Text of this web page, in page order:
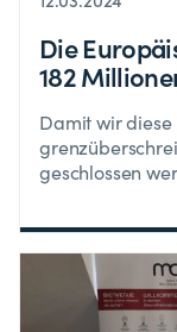
Die
182
Damit wir
geschlossen